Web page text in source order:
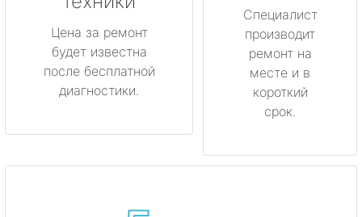
Цена за ремонт
будет известна
после бесплатной
диагностики.
Специалист
производит
ремонт на
месте и в
короткий
срок.